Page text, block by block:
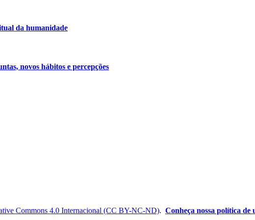
da humanidade
novos hábitos e percepções
Commons 4.0 Internacional (CC BY-NC-ND). Conheça nossa política de